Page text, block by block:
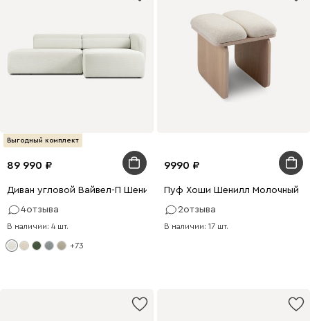
Выгодный комплект
89 990
Диван угловой Вайвел-П Шенилл Белый
4отзыва
В наличии: 4 шт.
+73
9990
Пуф Хоши Шенилл Молочный
2отзыва
В наличии: 17 шт.